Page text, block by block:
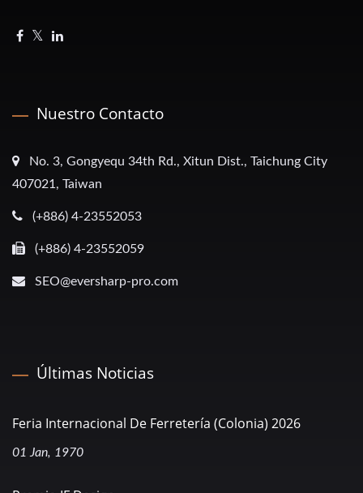
Nuestro Contacto
No. 3, Gongyequ 34th Rd., Xitun Dist., Taichung City
407021, Taiwan
(+886) 4-23552053
(+886) 4-23552059
SEO@eversharp-pro.com
Últimas Noticias
Feria Internacional De Ferretería (Colonia) 2026
01 Jan, 1970